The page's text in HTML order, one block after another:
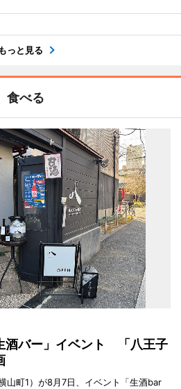
もっと見る
食べる
酒バー」イベント 「八王子
山町1）が8月7日、イベント「生酒bar